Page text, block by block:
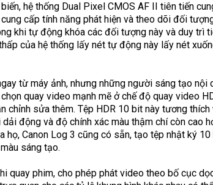
hệ thống Dual Pixel CMOS AF II tiên tiến
cấp tính năng phát hiện và theo dõi đối
khi tự động khóa các đối tượng này và duy trì
của hệ thống lấy nét tự động này lấy nét
từ máy ảnh, nhưng những người sáng tạo
quay video mạnh mẽ ở chế độ quay video
sửa thêm. Tệp HDR 10 bit này tương thích
động và độ chính xác màu thậm chí còn cao
Canon Log 3 cũng có sẵn, tạo tệp nhật ký
sáng tạo.
quay phim, cho phép phát video theo bố cục